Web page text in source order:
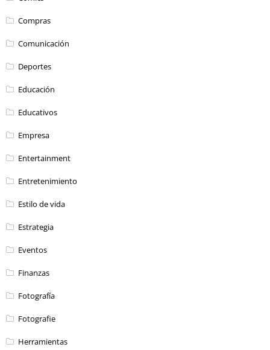
Compras
Comunicación
Deportes
Educación
Educativos
Empresa
Entertainment
Entretenimiento
Estilo de vida
Estrategia
Eventos
Finanzas
Fotografía
Fotografie
Herramientas